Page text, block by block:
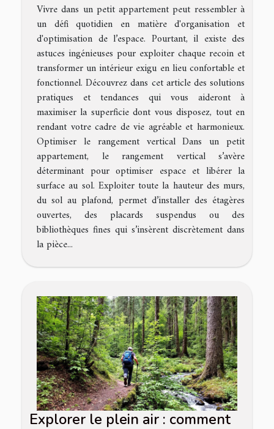
Vivre dans un petit appartement peut ressembler à
un défi quotidien en matière d'organisation et
d'optimisation de l’espace. Pourtant, il existe des
astuces ingénieuses pour exploiter chaque recoin et
transformer un intérieur exigu en lieu confortable et
fonctionnel. Découvrez dans cet article des solutions
pratiques et tendances qui vous aideront à
maximiser la superficie dont vous disposez, tout en
rendant votre cadre de vie agréable et harmonieux.
Optimiser le rangement vertical Dans un petit
appartement, le rangement vertical s’avère
déterminant pour optimiser espace et libérer la
surface au sol. Exploiter toute la hauteur des murs,
du sol au plafond, permet d’installer des étagères
ouvertes, des placards suspendus ou des
bibliothèques fines qui s’insèrent discrètement dans
la pièce...
Explorer le plein air : comment